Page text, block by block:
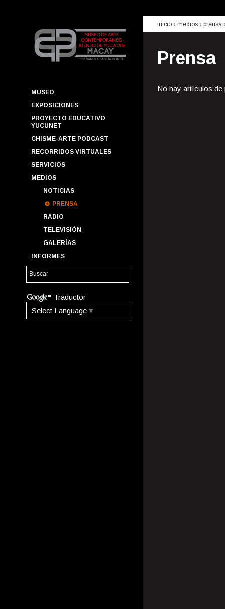
MUSEO
EXPOSICIONES
PROYECTO EDUCATIVO
YUCUNET
CHISME-ARTE PODCAST
RECORRIDOS VIRTUALES
SERVICIOS
MEDIOS
NOTICIAS
PRENSA
RADIO
TELEVISIÓN
GALERÍAS
INFORMES
Traductor
Select Language ▼
inicio › medios › prensa
Prensa
No hay artículos de